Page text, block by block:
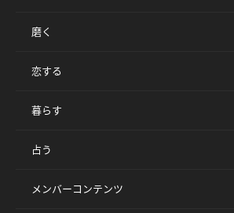
磨く
恋する
暮らす
占う
メンバーコンテンツ